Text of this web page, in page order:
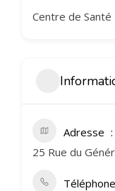
Centre de Santé
Adresse
25 Rue du
Téléphone